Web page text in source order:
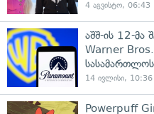
4 აგვისტო, 06:43
აშშ-ის 12-მა
Warner
14 ივლისი, 10:36
Powerpuff